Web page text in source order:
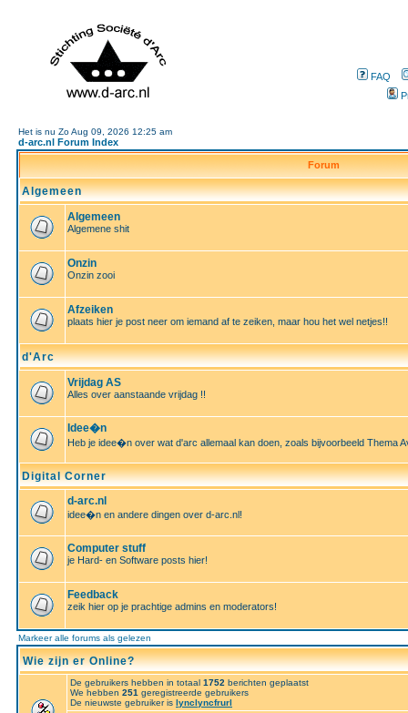
FAQ
Het is nu Zo Aug 09, 2026 12:25 am
d-arc.nl Forum Index
Forum
Algemeen
Algemeen
Algemene shit
Onzin
Onzin zooi
Afzeiken
plaats hier je post neer om iemand af te zeiken, maar hou het wel netjes!!
d'Arc
Vrijdag AS
Alles over aanstaande vrijdag !!
Idee�n
Heb je idee�n over wat d'arc allemaal kan doen, zoals bijvoorbeeld Thema
Digital Corner
d-arc.nl
idee�n en andere dingen over d-arc.nl!
Computer stuff
je Hard- en Software posts hier!
Feedback
zeik hier op je prachtige admins en moderators!
Markeer alle forums als gelezen
Wie zijn er Online?
De gebruikers hebben in totaal 1752 berichten geplaatst
We hebben 251 geregistreerde gebruikers
De nieuwste gebruiker is lynclyncfrurl